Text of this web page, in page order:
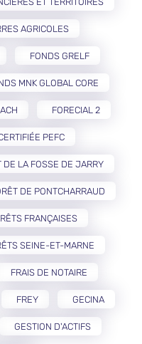
AGRICOLES
FONDS GRELF
MNK GLOBAL CORE
FORECIAL 2
PEFC
DE LA FOSSE DE JARRY
DE PONTCHARRAUD
FRANÇAISES
SEINE-ET-MARNE
FRAIS DE NOTAIRE
FREY GECINA
GESTION D'ACTIFS